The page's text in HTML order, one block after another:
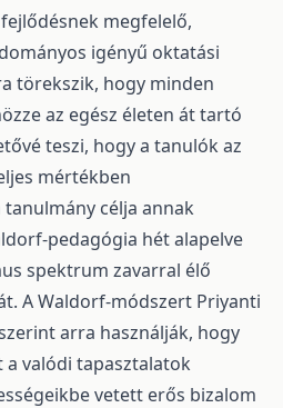
megfelelő,
igényű oktatási
törekszik, hogy minden
az egész életen át tartó
teszi, hogy a tanulók az
mértékben
célja annak
pedagógia hét alapelve
spektrum zavarral élő
A Waldorf-módszert Priyanti
arra használják, hogy
valódi tapasztalatok
vetett erős bizalom